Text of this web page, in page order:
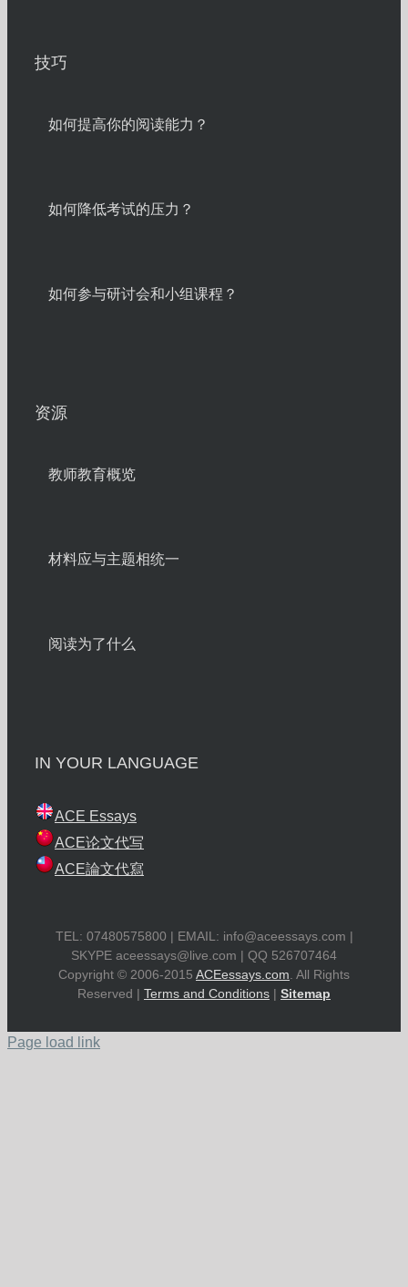
技巧
如何提高你的阅读能力？
如何降低考试的压力？
如何参与研讨会和小组课程？
资源
教师教育概览
材料应与主题相统一
阅读为了什么
IN YOUR LANGUAGE
ACE Essays
ACE论文代写
ACE論文代寫
TEL: 07480575800 | EMAIL: info@aceessays.com |
SKYPE aceessays@live.com | QQ 526707464
Copyright © 2006-2015 ACEessays.com . All Rights
Reserved | Terms and Conditions | Sitemap
Page load link